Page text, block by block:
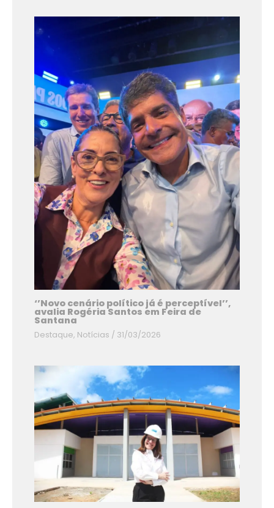
‘’Novo cenário político já é perceptível’’,
avalia Rogéria Santos em Feira de
Santana
Destaque, Notícias / 31/03/2026